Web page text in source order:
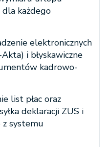
każdego
elektronicznych
i błyskawiczne
kadrowo-
list płac oraz
deklaracji ZUS i
systemu